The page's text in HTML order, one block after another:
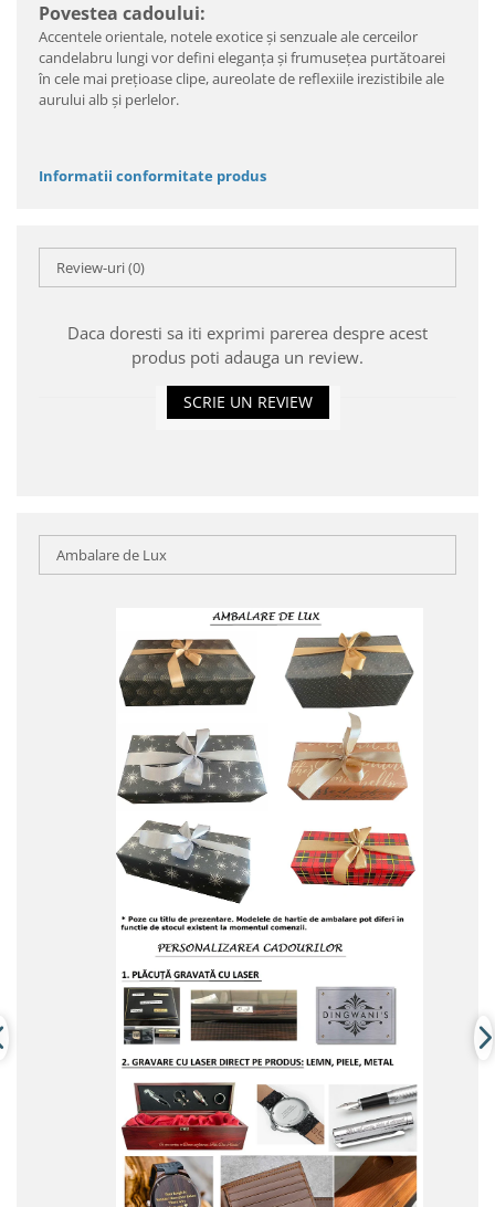
Povestea cadoului:
Accentele orientale, notele exotice şi senzuale ale cerceilor
candelabru lungi vor defini eleganţa şi frumuseţea purtătoarei
în cele mai preţioase clipe, aureolate de reflexiile irezistibile ale
aurului alb și perlelor.
Informatii conformitate produs
Review-uri(0)
Daca doresti sa iti exprimi parerea despre acest
produs poti adauga un review.
SCRIE UN REVIEW
Ambalare de Lux